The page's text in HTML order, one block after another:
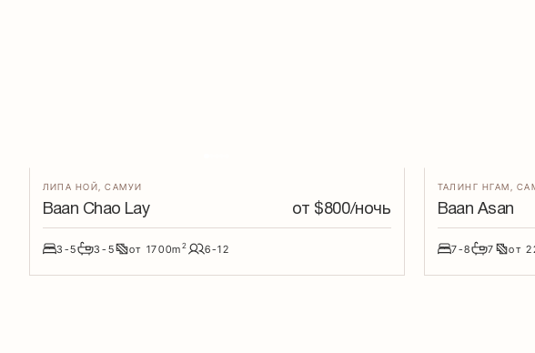
ЛИПА НОЙ,САМУИ
Baan Chao Lay от $800/ночь
3-5 3-5 от 1700m2 6-12
ТАЛИНГ НГАМ,
Baan Asan
7-8 7 от